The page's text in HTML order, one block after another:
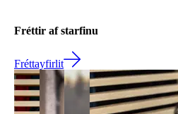
Fréttir af starfinu
Fréttayfirlit